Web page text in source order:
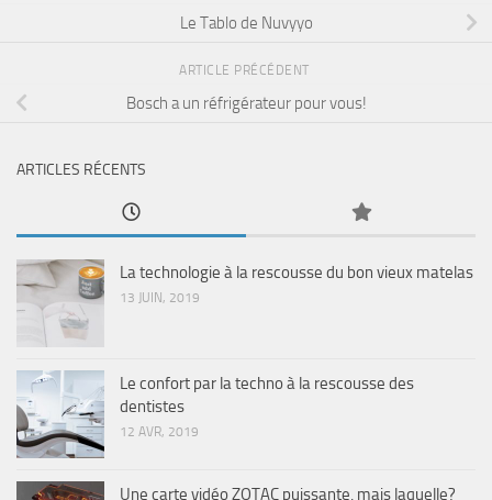
Le Tablo de Nuvyyo
ARTICLE PRÉCÉDENT
Bosch a un réfrigérateur pour vous!
ARTICLES RÉCENTS
La technologie à la rescousse du bon vieux matelas
13 JUIN, 2019
Le confort par la techno à la rescousse des
dentistes
12 AVR, 2019
Une carte vidéo ZOTAC puissante, mais laquelle?